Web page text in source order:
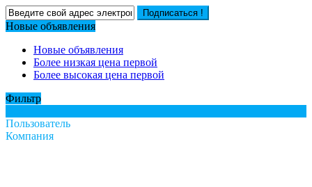
Подписаться !
Новые объявления
Новые объявления
Более низкая цена первой
Более высокая цена первой
Фильтр
Пользователь
Компания